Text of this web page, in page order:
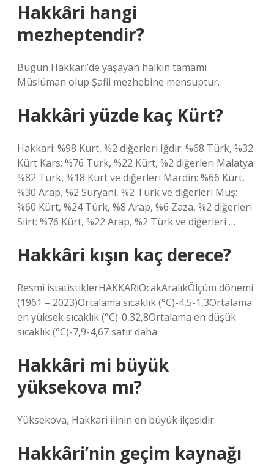
Hakkâri hangi
mezheptendir?
Bugün Hakkari’de yaşayan halkın tamamı
Müslüman olup Şafii mezhebine mensuptur.
Hakkâri yüzde kaç Kürt?
Hakkari: %98 Kürt, %2 diğerleri Iğdır: %68 Türk, %32
Kürt Kars: %76 Türk, %22 Kürt, %2 diğerleri Malatya:
%82 Türk, %18 Kürt ve diğerleri Mardin: %66 Kürt,
%30 Arap, %2 Süryani, %2 Türk ve diğerleri Muş:
%60 Kürt, %24 Türk, %8 Arap, %6 Zaza, %2 diğerleri
Siirt: %76 Kürt, %22 Arap, %2 Türk ve diğerleri …
Hakkâri kışın kaç derece?
Resmi istatistiklerHAKKARİOcakAralıkÖlçüm dönemi
(1961 – 2023)Ortalama sıcaklık (°C)-4,5-1,3Ortalama
en yüksek sıcaklık (°C)-0,32,8Ortalama en düşük
sıcaklık (°C)-7,9-4,67 satır daha
Hakkâri mi büyük
yüksekova mı?
Yüksekova, Hakkari ilinin en büyük ilçesidir.
Hakkâri’nin geçim kaynağı